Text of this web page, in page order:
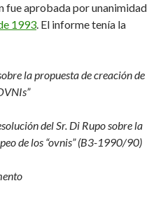
fue aprobada por unanimidad
1993. El informe tenía la
la propuesta de creación de
del Sr. Di Rupo sobre la
de los “ovnis” (B3-1990/90)